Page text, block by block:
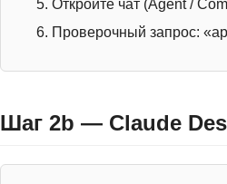
Откройте чат (Agent /
Проверочный запрос:
Шаг 2b — Claude